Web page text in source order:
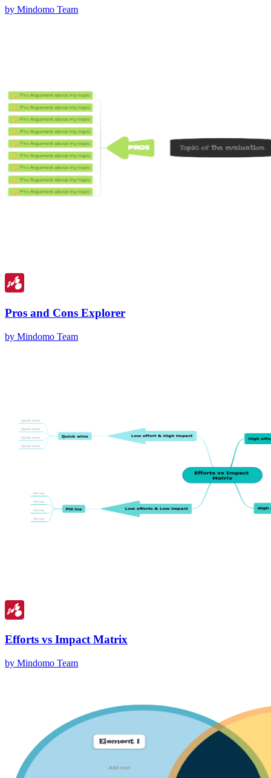
by Mindomo Team
Pros and Cons Explorer
by Mindomo Team
Efforts vs Impact Matrix
by Mindomo Team